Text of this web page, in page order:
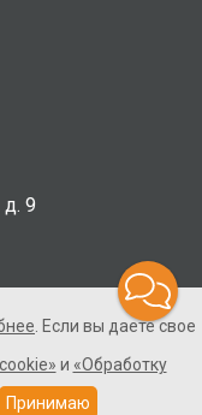
9
защищены. Не
. Если вы даете свое
и «Обработку
Принимаю